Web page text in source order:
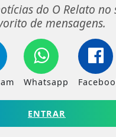
do O Relato no
de mensagens.
Whatsapp
ENTRAR